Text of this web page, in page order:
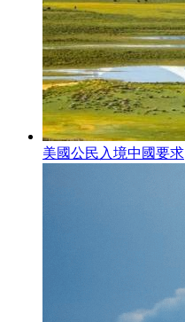
美國公民入境中國要求